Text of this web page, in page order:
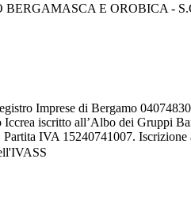
E OROBICA -
Imprese di Bergamo
iscritto all’Albo dei Gruppi
IVA 15240741007.